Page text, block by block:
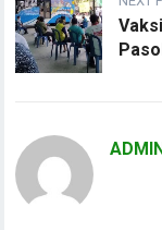
ADMIN